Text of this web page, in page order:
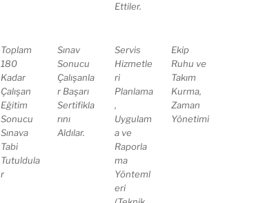
Ettiler.
Toplam
180
Kadar
Çalışan
Eğitim
Sonucu
Sınava
Tabi
Tutuldula
r
Sınav
Sonucu
Çalışanla
r Başarı
Sertifikla
rını
Aldılar.
Servis
Hizmetle
ri
Planlama
,
Uygulam
a ve
Raporla
ma
Yönteml
eri
Ekip
Ruhu ve
Takım
Kurma,
Zaman
Yönetimi